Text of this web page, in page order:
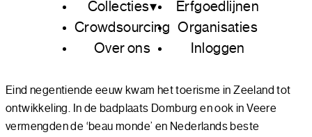
Collecties
Erfgoedlijnen
Crowdsourcing Organisaties
Over ons
Inloggen
Eind negentiende eeuw kwam het toerisme in Zeeland tot
ontwikkeling. In de badplaats Domburg en ook in Veere
vermengden de ‘beau monde’ en Nederlands beste